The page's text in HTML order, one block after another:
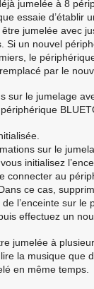
jumelée à 8
essaie d’établir
être jumelée avec
Si un nouvel
le
par le
sur le jumelage
sur le
initialisez
connecter au
ce cas,
l’enceinte sur le
effectuez un
jumelée à
la musique que
en même temps.